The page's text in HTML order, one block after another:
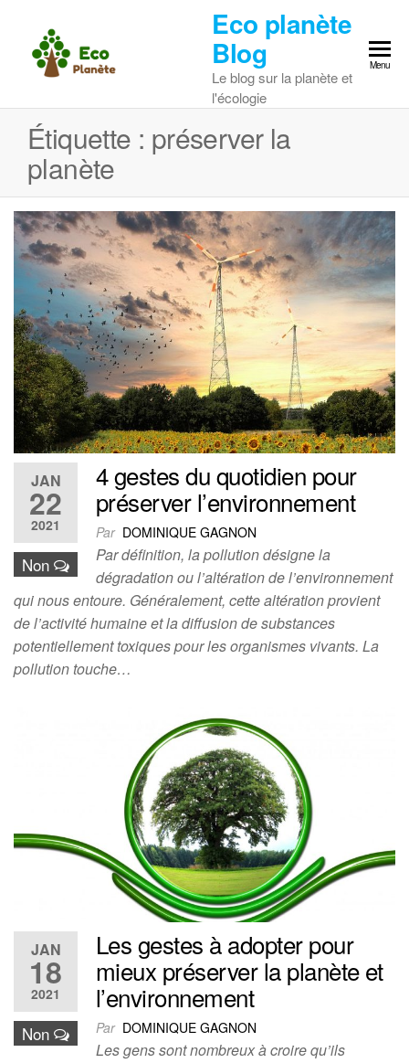
content
Eco planète
Blog
Le blog sur la planète et
l'écologie
Menu
Étiquette : préserver la
planète
JAN
22
2021
Non
4 gestes du quotidien pour
préserver l’environnement
Par DOMINIQUE GAGNON
Par définition, la pollution désigne la
dégradation ou l’altération de l’environnement
qui nous entoure. Généralement, cette altération provient
de l’activité humaine et la diffusion de substances
potentiellement toxiques pour les organismes vivants. La
pollution touche…
JAN
18
2021
Non
Les gestes à adopter pour
mieux préserver la planète et
l’environnement
Par DOMINIQUE GAGNON
Les gens sont nombreux à croire qu’ils